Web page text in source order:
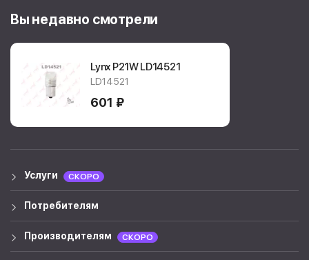
Вы недавно смотрели
Lynx P21WLD14521
LD14521
601 ₽
Услуги СКОРО
Потребителям
Производителям СКОРО